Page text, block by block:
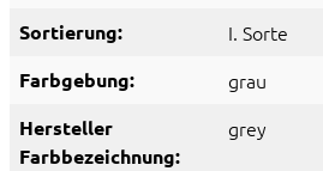
Sortierung: I. Sorte
Farbgebung: grau
Hersteller
Farbbezeichnung:
grey